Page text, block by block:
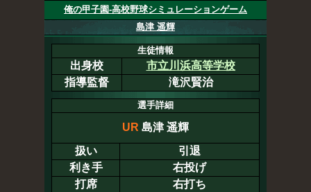
俺の甲子園-高校野球シミュレーションゲーム
島津 遥輝
生徒情報
出身校
市立川浜高等学校
指導監督
滝沢賢治
選手詳細
UR 島津 遥輝
扱い
引退
利き手
右投げ
打席
右打ち